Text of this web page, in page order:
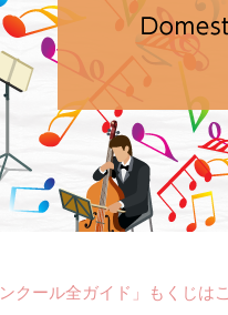
クール全ガイド」もくじは